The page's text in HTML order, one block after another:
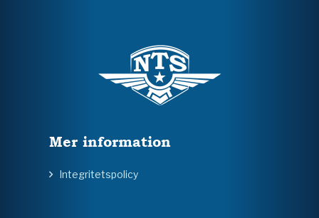
Mer information
Integritetspolicy